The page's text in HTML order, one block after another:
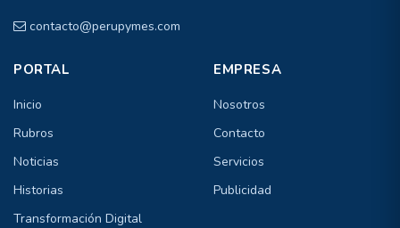
contacto@perupymes.com
PORTAL
Inicio
Rubros
Noticias
Historias
Transformación Digital
EMPRESA
Nosotros
Contacto
Servicios
Publicidad